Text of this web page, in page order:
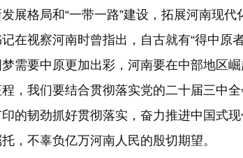
展格局和“一带一路”建设，拓展河南现代
视察河南时曾指出，自古就有“得中原者
需要中原更加出彩，河南要在中部地区
我们要结合贯彻落实党的二十届三中全
的韧劲抓好贯彻落实，奋力推进中国式
，不辜负亿万河南人民的殷切期望。